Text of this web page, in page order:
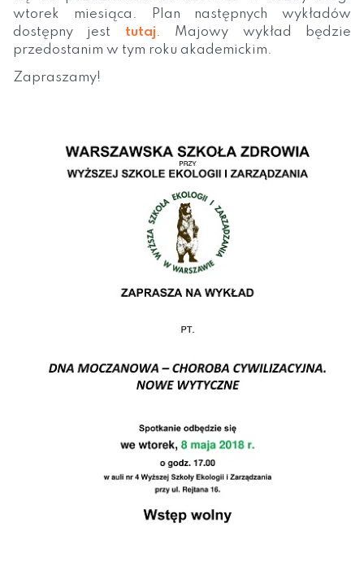
wtorek miesiąca. Plan następnych wykładów
dostępny jest tutaj. Majowy wykład będzie
przedostanim w tym roku akademickim.
Zapraszamy!